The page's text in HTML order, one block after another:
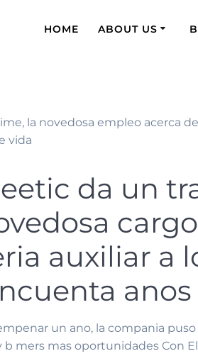
HOME ABOUT US
la novedosa empleo acerca
vida
da un
auxiliar a
anos
un ano, la compania
b mers mas oportunidades Con